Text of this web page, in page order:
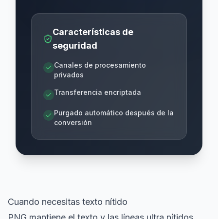
Características de
seguridad
Canales de procesamiento
privados
Transferencia encriptada
Purgado automático después de la
conversión
Cuando necesitas texto nítido